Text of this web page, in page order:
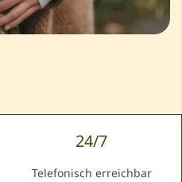
24/7
Telefonisch erreichbar